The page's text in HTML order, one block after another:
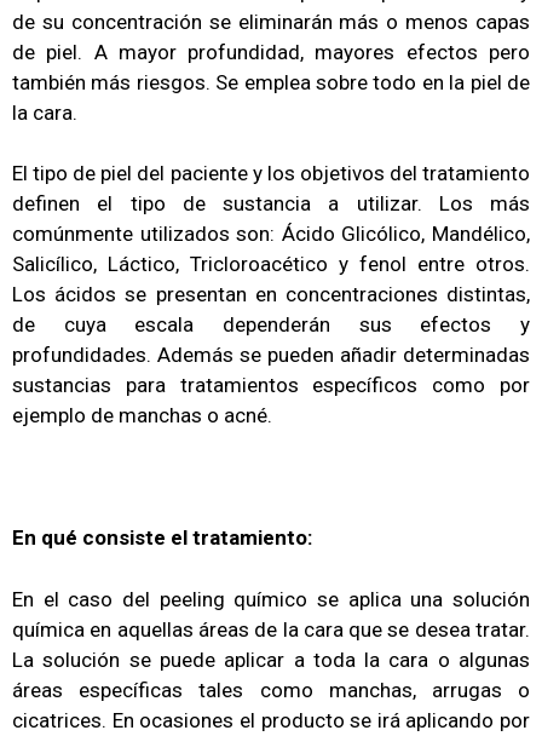
de su concentración se eliminarán más o menos capas
de piel. A mayor profundidad, mayores efectos pero
también más riesgos. Se emplea sobre todo en la piel de
la cara.
El tipo de piel del paciente y los objetivos del tratamiento
definen el tipo de sustancia a utilizar. Los más
comúnmente utilizados son: Ácido Glicólico, Mandélico,
Salicílico, Láctico, Tricloroacético y fenol entre otros.
Los ácidos se presentan en concentraciones distintas,
de cuya escala dependerán sus efectos y
profundidades. Además se pueden añadir determinadas
sustancias para tratamientos específicos como por
ejemplo de manchas o acné.
En qué consiste el tratamiento:
En el caso del peeling químico se aplica una solución
química en aquellas áreas de la cara que se desea tratar.
La solución se puede aplicar a toda la cara o algunas
áreas específicas tales como manchas, arrugas o
cicatrices. En ocasiones el producto se irá aplicando por